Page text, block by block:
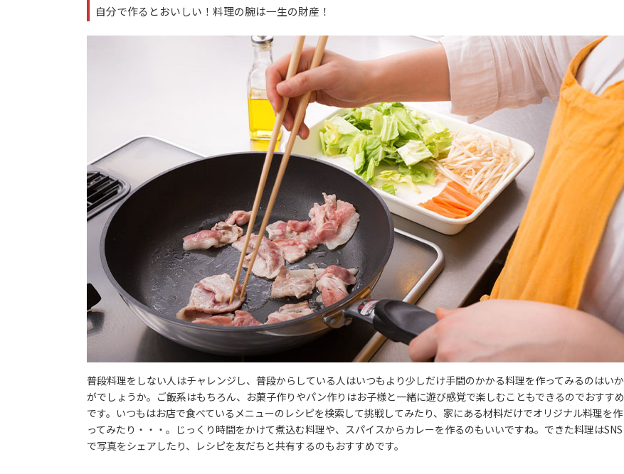
自分で作るとおいしい！料理の腕は一生の財産！
普段料理をしない人はチャレンジし、普段からしている人はいつもより少しだけ手間のかかる料理を作ってみるのはいか
がでしょうか。ご飯系はもちろん、お菓子作りやパン作りはお子様と一緒に遊び感覚で楽しむこともできるのでおすすめ
です。いつもはお店で食べているメニューのレシピを検索して挑戦してみたり、家にある材料だけでオリジナル料理を作
ってみたり・・・。じっくり時間をかけて煮込む料理や、スパイスからカレーを作るのもいいですね。できた料理はSNS
で写真をシェアしたり、レシピを友だちと共有するのもおすすめです。